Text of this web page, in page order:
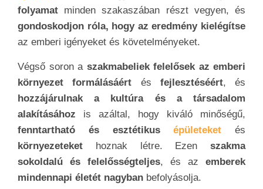
folyamat minden szakaszában részt vegyen, és
gondoskodjon róla, hogy az eredmény kielégítse
az emberi igényeket és követelményeket.
Végső soron a szakmabeliek felelősek az emberi
környezet formálásáért és fejlesztéséért, és
hozzájárulnak a kultúra és a társadalom
alakításához is azáltal, hogy kiváló minőségű,
fenntartható és esztétikusépületeket és
környezeteket hoznak létre. Ezen szakma
sokoldalú és felelősségteljes, és az emberek
mindennapi életét nagyban befolyásolja.